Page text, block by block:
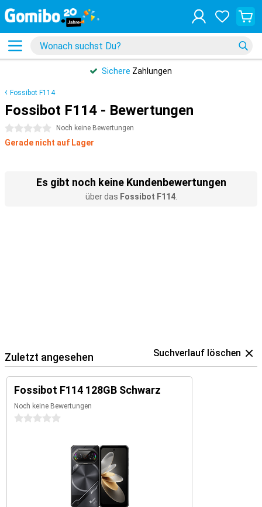
Sichere Zahlungen
Fossibot F114
Fossibot F114 - Bewertungen
0 Sterne Noch keine Bewertungen
Gerade nicht auf Lager
Es gibt noch keine Kundenbewertungen
über das Fossibot F114.
Zuletzt angesehen Suchverlauf löschen
Fossibot F114 128GB Schwarz
Noch keine Bewertungen
0 Sterne